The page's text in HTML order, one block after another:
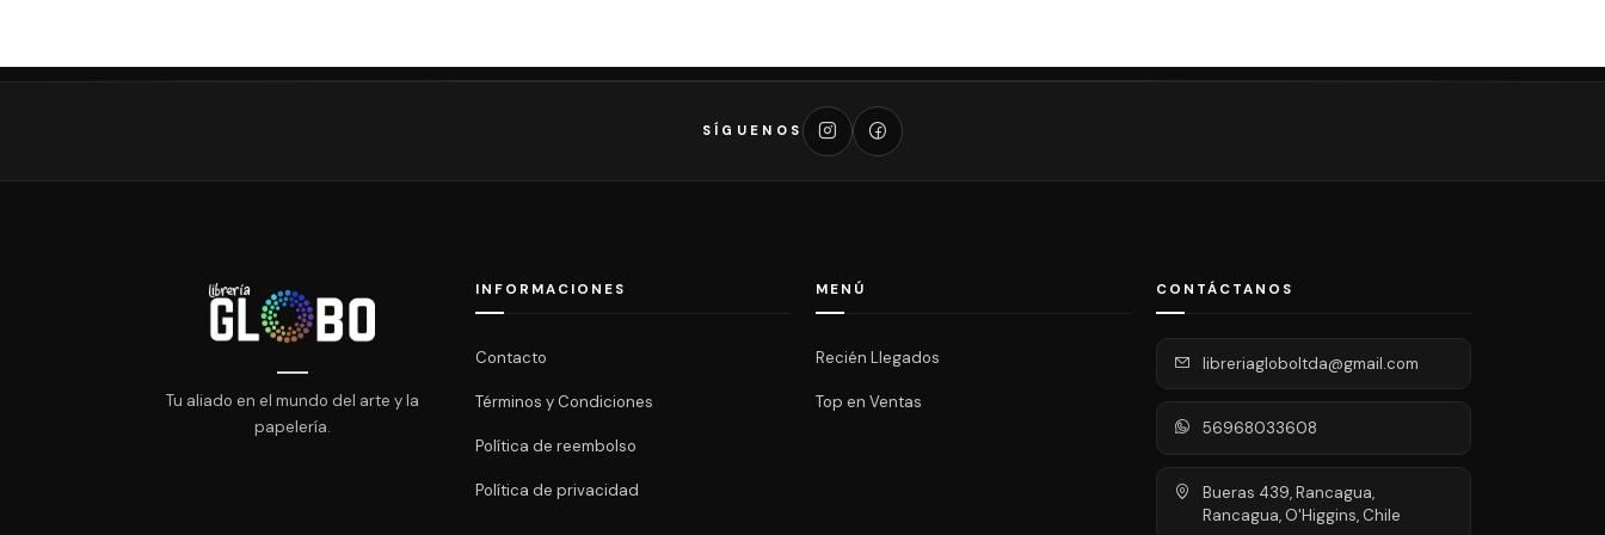
SÍGUENOS
Tu aliado en el mundo del arte y la
papelería.
INFORMACIONES
Contacto
Términos y Condiciones
Política de reembolso
Política de privacidad
MENÚ
Recién Llegados
Top en Ventas
CONTÁCTANOS
libreriagloboltda@gmail.com
56968033608
Bueras 439, Rancagua,
Rancagua, O'Higgins, Chile